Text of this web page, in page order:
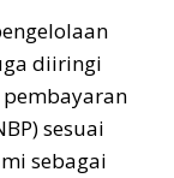
diiringi
sesuai
sebagai